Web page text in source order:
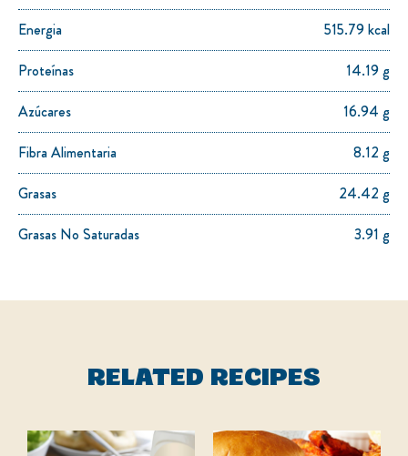
Energia
515.79 kcal
Proteínas
14.19 g
Azúcares
16.94 g
Fibra Alimentaria
8.12 g
Grasas
24.42 g
Grasas No Saturadas
3.91 g
RELATED RECIPES